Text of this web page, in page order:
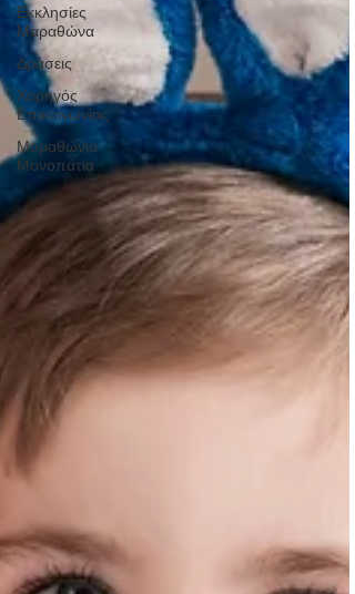
Εκκλησίες
Μαραθώνα
Δράσεις
Χορηγός
Επικοινωνίας
Μαραθώνια
Μονοπάτια